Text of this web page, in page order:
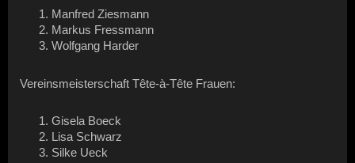
Manfred Ziesmann
Markus Fressmann
Wolfgang Harder
Vereinsmeisterschaft Tête-à-Tête Frauen:
Gisela Boeck
Lisa Schwarz
Silke Ueck